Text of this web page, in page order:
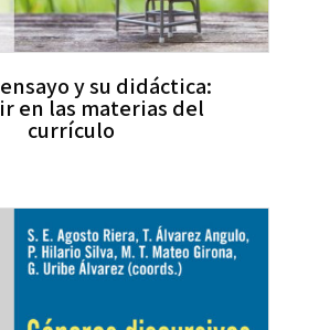
y su didáctica:
en las materias del
currículo